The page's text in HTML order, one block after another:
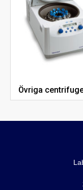
Övriga